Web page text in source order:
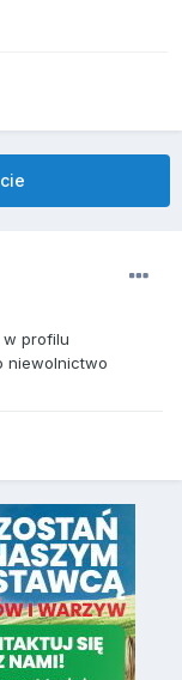
w profilu
niewolnictwo